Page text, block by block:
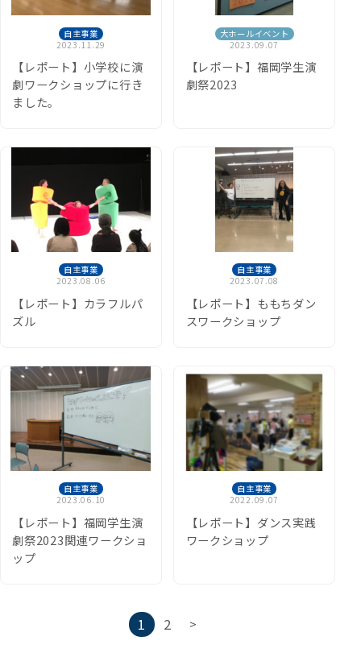
自主事業
2023.11.29
【レポート】小学校に演
劇ワークショップに行き
ました。
大ホールイベント
2023.09.07
【レポート】福岡学生演
劇祭2023
自主事業
2023.08.06
【レポート】カラフルパ
ズル
自主事業
2023.07.08
【レポート】ももちダン
スワークショップ
自主事業
2023.06.10
【レポート】福岡学生演
劇祭2023関連ワークショ
ップ
自主事業
2022.09.07
【レポート】ダンス実践
ワークショップ
1 2 >